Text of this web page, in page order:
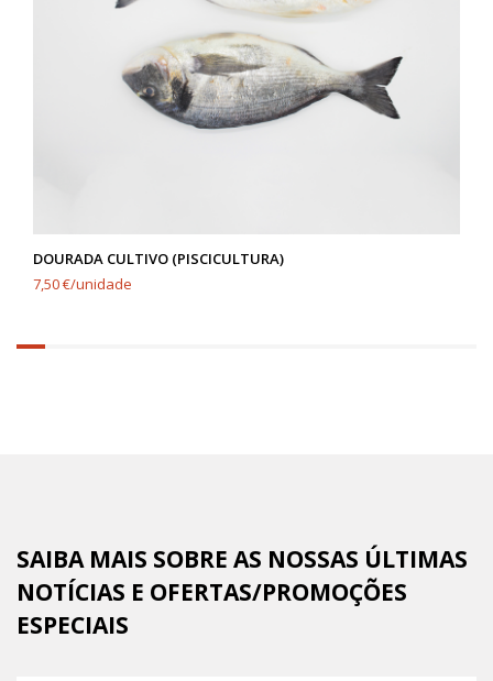
DOURADA CULTIVO (PISCICULTURA)
7,50 €/unidade
6.25%
SAIBA MAIS SOBRE AS NOSSAS ÚLTIMAS
NOTÍCIAS E OFERTAS/PROMOÇÕES
ESPECIAIS